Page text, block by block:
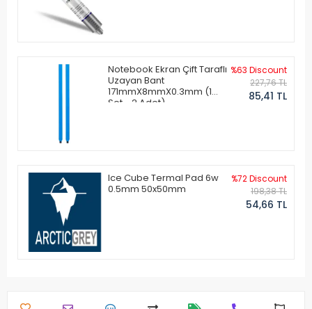
Notebook Ekran Çift Taraflı
Uzayan Bant
171mmX8mmX0.3mm (1
Set - 2 Adet)
%63 Discount
227,76 TL
85,41 TL
Ice Cube Termal Pad 6w
0.5mm 50x50mm
%72 Discount
198,38 TL
54,66 TL